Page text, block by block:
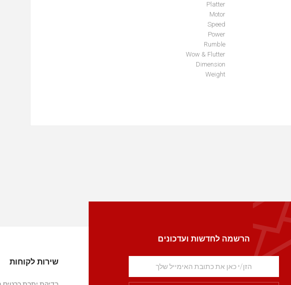
Platter
Motor
Speed
Power
Rumble
Wow & Flutter
Dimension
Weight
הרשמה לחדשות ועדכונים
שירות לקוחות